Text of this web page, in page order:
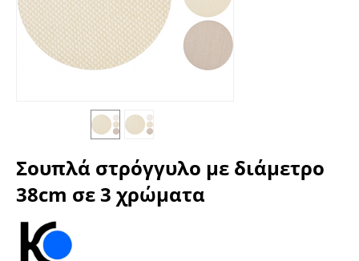
Σουπλά στρόγγυλο με διάμετρο
38cm σε 3 χρώματα